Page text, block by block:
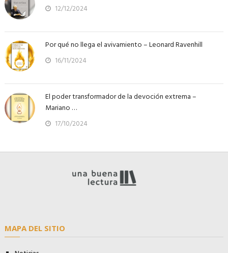
12/12/2024
Por qué no llega el avivamiento – Leonard Ravenhill
16/11/2024
El poder transformador de la devoción extrema –
Mariano …
17/10/2024
MAPA DEL SITIO